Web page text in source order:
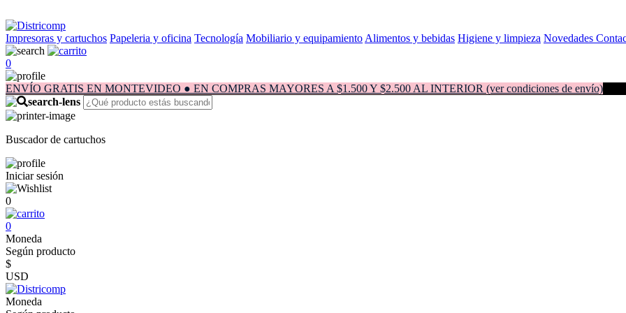
Impresoras y cartuchos Papeleria y oficina Tecnología Mobiliario y equipamiento Alimentos y bebidas Higiene y limpieza Novedades
0
ENVÍO GRATIS EN MONTEVIDEO ● EN COMPRAS MAYORES A $1.500 Y $2.500 AL INTERIOR (ver condiciones de envío)
Buscador de cartuchos
Iniciar sesión
0
0
Moneda
Según producto
$
USD
Moneda